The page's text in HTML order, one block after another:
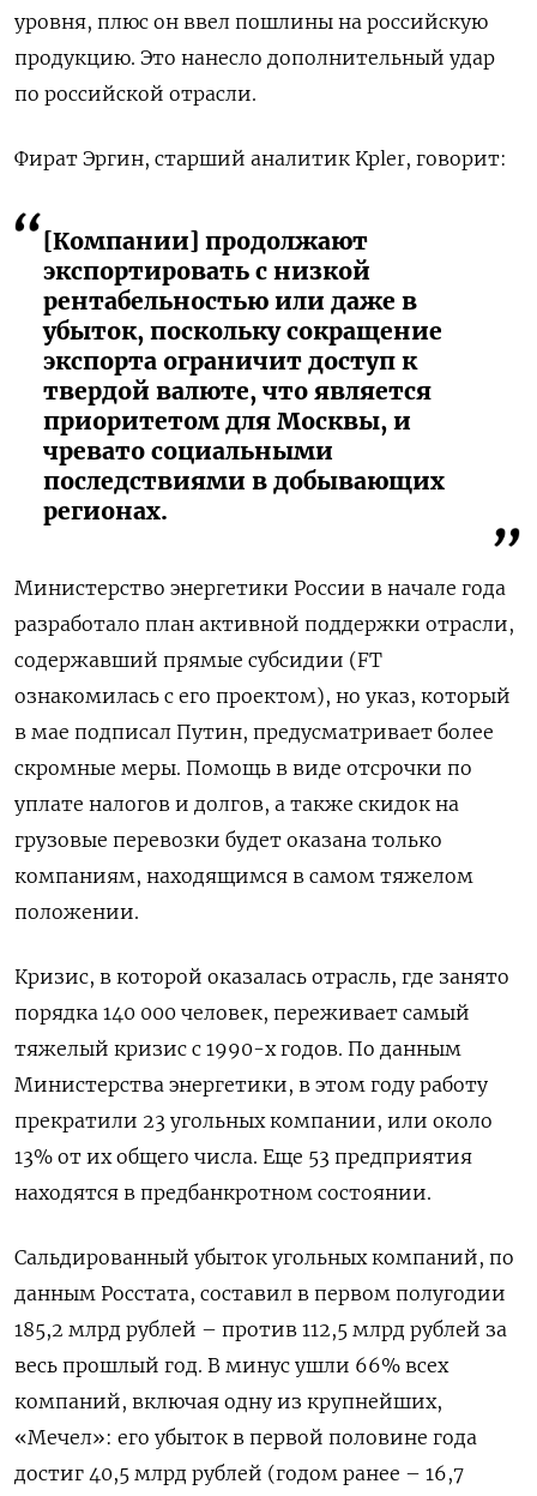
уровня, плюс он ввел пошлины на российскую
продукцию. Это нанесло дополнительный удар
по российской отрасли.
Фират Эргин, старший аналитик Kpler, говорит:
[Компании] продолжают
экспортировать с низкой
рентабельностью или даже в
убыток, поскольку сокращение
экспорта ограничит доступ к
твердой валюте, что является
приоритетом для Москвы, и
чревато социальными
последствиями в добывающих
регионах.
Министерство энергетики России в начале года
разработало план активной поддержки отрасли,
содержавший прямые субсидии (FT
ознакомилась с его проектом), но указ, который
в мае подписал Путин, предусматривает более
скромные меры. Помощь в виде отсрочки по
уплате налогов и долгов, а также скидок на
грузовые перевозки будет оказана только
компаниям, находящимся в самом тяжелом
положении.
Кризис, в которой оказалась отрасль, где занято
порядка 140 000 человек, переживает самый
тяжелый кризис с 1990-х годов. По данным
Министерства энергетики, в этом году работу
прекратили 23 угольных компании, или около
13% от их общего числа. Еще 53 предприятия
находятся в предбанкротном состоянии.
Сальдированный убыток угольных компаний, по
данным Росстата, составил в первом полугодии
185,2 млрд рублей – против 112,5 млрд рублей за
весь прошлый год. В минус ушли 66% всех
компаний, включая одну из крупнейших,
«Мечел»: его убыток в первой половине года
достиг 40,5 млрд рублей (годом ранее – 16,7